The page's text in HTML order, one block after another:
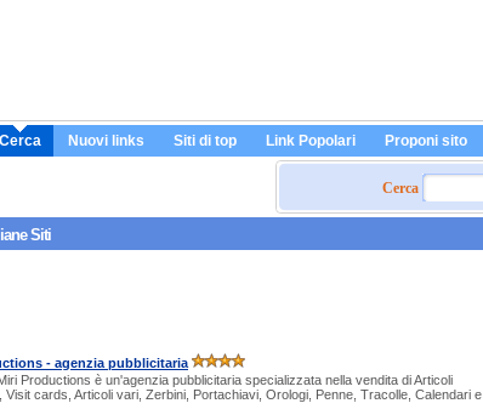
Cerca Nuovi links Siti di top Link Popolari Proponi sito
Cerca
Siti
- agenzia pubblicitaria
Productions è un'agenzia pubblicitaria specializzata nella vendita di Articoli
Visit cards, Articoli vari, Zerbini, Portachiavi, Orologi, Penne, Tracolle, Calendari e